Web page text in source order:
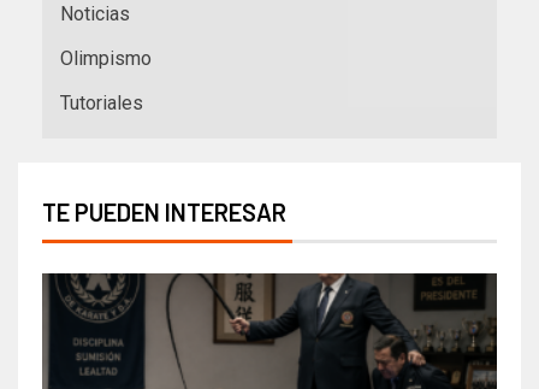
Noticias
Olimpismo
Tutoriales
TE PUEDEN INTERESAR